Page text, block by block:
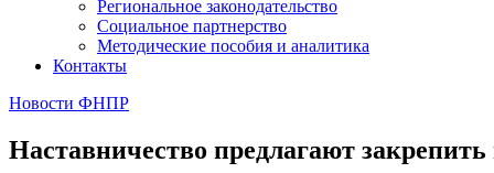
Региональное законодательство
Социальное партнерство
Методические пособия и аналитика
Контакты
Новости ФНПР
Наставничество предлагают